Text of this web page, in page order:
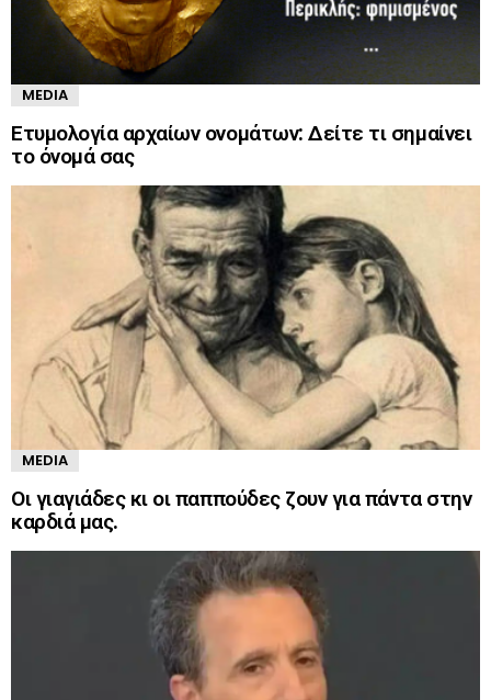
MEDIA
Ετυμολογία αρχαίων ονομάτων: Δείτε τι σημαίνει
το όνομά σας
MEDIA
Οι γιαγιάδες κι οι παππούδες ζουν για πάντα στην
καρδιά μας.